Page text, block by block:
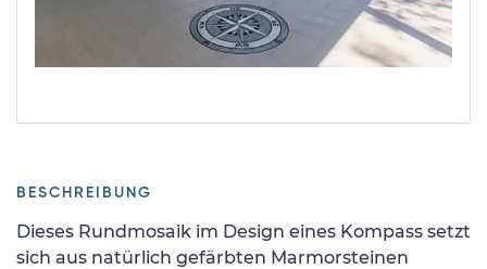
BESCHREIBUNG
Dieses Rundmosaik im Design eines Kompass setzt
sich aus natürlich gefärbten Marmorsteinen